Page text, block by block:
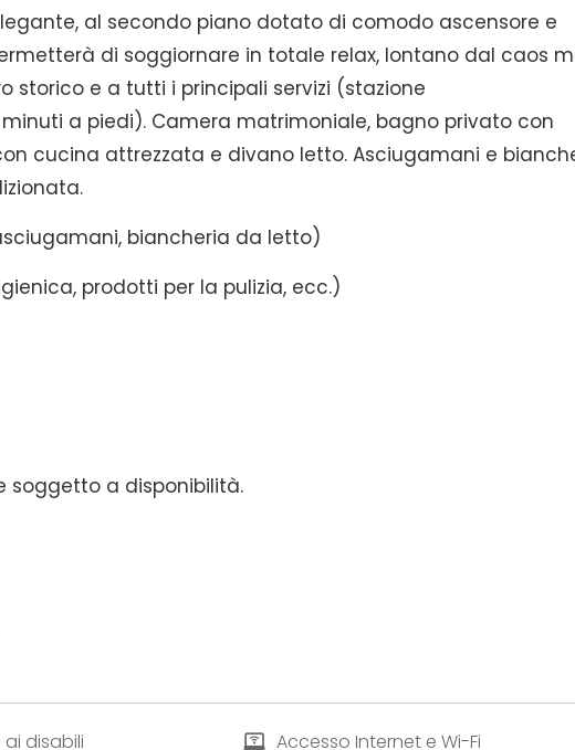
al secondo piano dotato di comodo ascensore e
di soggiornare in totale relax, lontano dal caos
storico e a tutti i principali servizi (stazione
a piedi). Camera matrimoniale, bagno privato con
cucina attrezzata e divano letto. Asciugamani e
biancheria da letto)
prodotti per la pulizia, ecc.)
soggetto a disponibilità.
disabili
Accesso Internet e Wi-Fi